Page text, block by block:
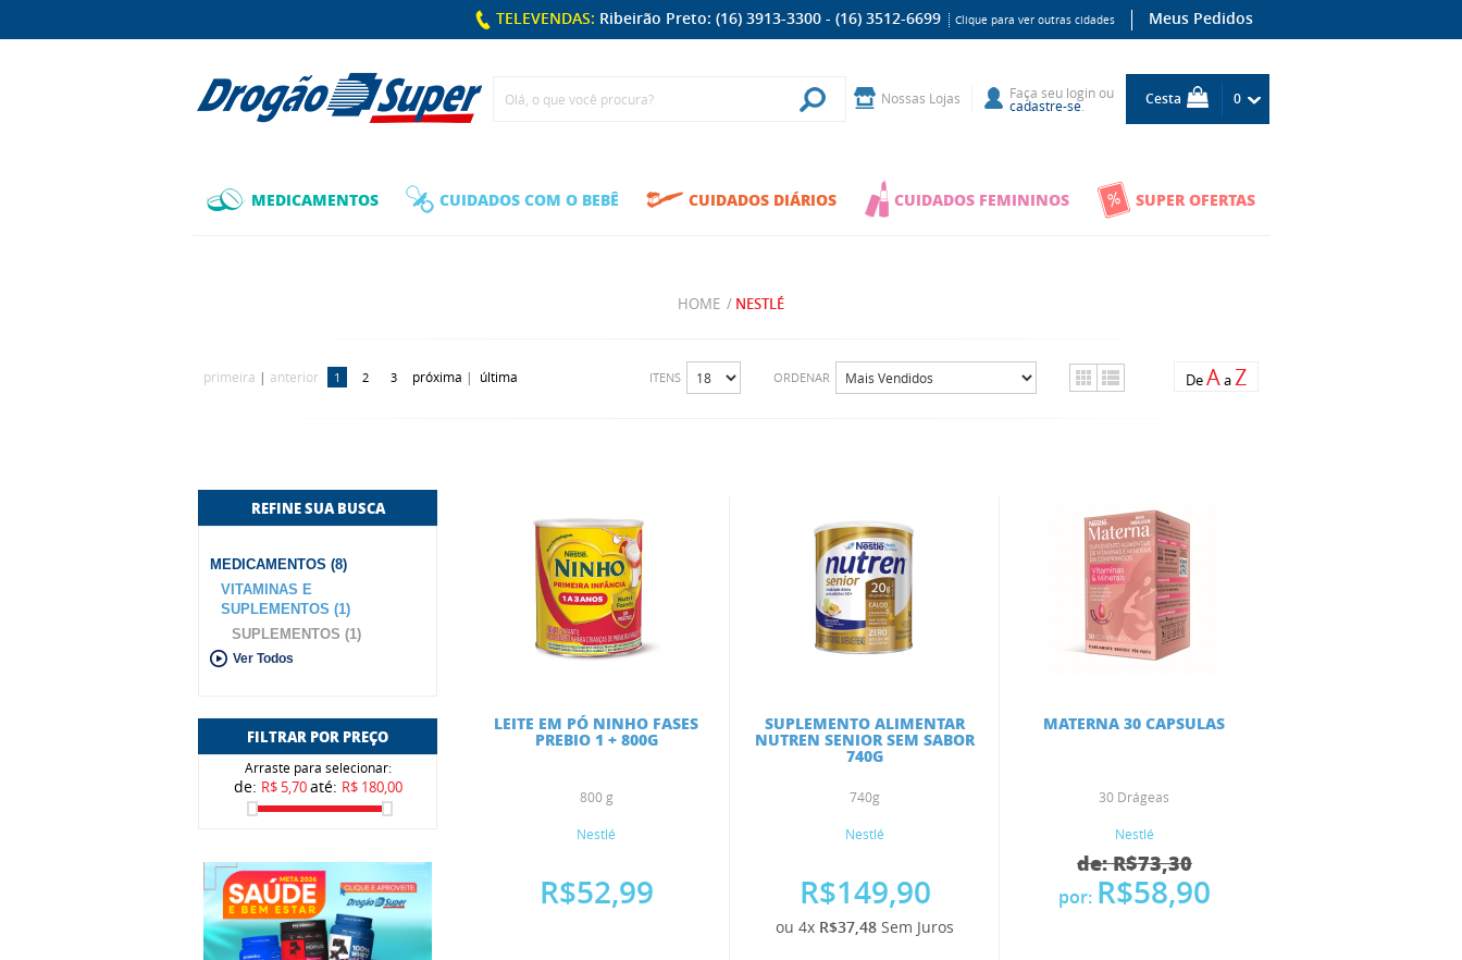
Meus Pedidos
TELEVENDAS: Ribeirão Preto: (16) 3913-3300 - (16) 3512-6699 Clique para ver outras cidades
Nossas Lojas Faça seu loginou
cadastre-se. Cesta 0
MEDICAMENTOS CUIDADOS COM O BEBÊ CUIDADOS DIÁRIOS CUIDADOS FEMININOS SUPER OFERTAS
HOME / NESTLÉ
primeira | anterior 1 2 3 próxima | última ITENS ORDENAR DeAaZ
REFINE SUA BUSCA
MEDICAMENTOS (8)
VITAMINAS E
SUPLEMENTOS (1)
SUPLEMENTOS (1)
Ver Todos
FILTRAR POR PREÇO
Arraste para selecionar:
de: R$ 5,70até: R$ 180,00
LEITE EM PÓ NINHO FASES
PREBIO 1 + 800G
800 g
Nestlé
R$52,99
SUPLEMENTO ALIMENTAR
NUTREN SENIOR SEM SABOR
740G
740g
Nestlé
R$149,90
ou 4x R$37,48 Sem Juros
MATERNA 30 CAPSULAS
30 Drágeas
Nestlé
de: R$73,30
por: R$58,90